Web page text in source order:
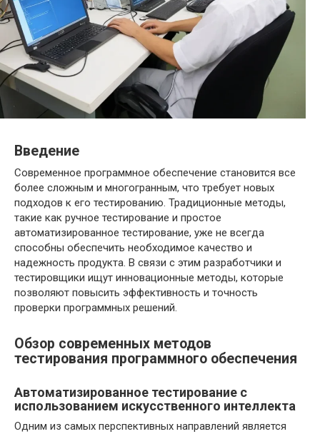
Введение
Современное программное обеспечение становится все
более сложным и многогранным, что требует новых
подходов к его тестированию. Традиционные методы,
такие как ручное тестирование и простое
автоматизированное тестирование, уже не всегда
способны обеспечить необходимое качество и
надежность продукта. В связи с этим разработчики и
тестировщики ищут инновационные методы, которые
позволяют повысить эффективность и точность
проверки программных решений.
Обзор современных методов
тестирования программного обеспечения
Автоматизированное тестирование с
использованием искусственного интеллекта
Одним из самых перспективных направлений является